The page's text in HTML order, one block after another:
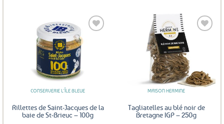
CONSERVERIE L'ÎLE BLEUE
Rillettes de Saint-Jacques de la
baie de St-Brieuc – 100g
MAISON HERMINE
Tagliatelles au blé noir de
Bretagne IGP – 250g